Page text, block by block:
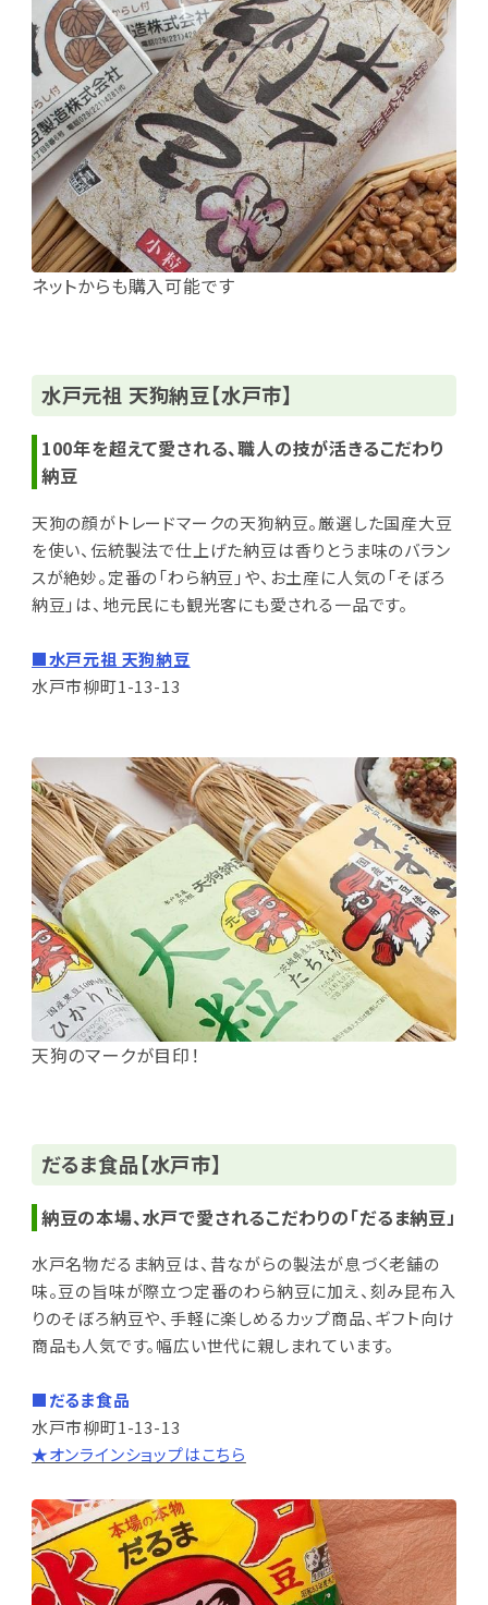
ネットからも購入可能です
水戸元祖 天狗納豆【水戸市】
100年を超えて愛される、職人の技が活きるこだわり
納豆
天狗の顔がトレードマークの天狗納豆。厳選した国産大豆
を使い、伝統製法で仕上げた納豆は香りとうま味のバラン
スが絶妙。定番の「わら納豆」や、お土産に人気の「そぼろ
納豆」は、地元民にも観光客にも愛される一品です。
■水戸元祖 天狗納豆
水戸市柳町1-13-13
天狗のマークが目印！
だるま食品【水戸市】
納豆の本場、水戸で愛されるこだわりの「だるま納豆」
水戸名物だるま納豆は、昔ながらの製法が息づく老舗の
味。豆の旨味が際立つ定番のわら納豆に加え、刻み昆布入
りのそぼろ納豆や、手軽に楽しめるカップ商品、ギフト向け
商品も人気です。幅広い世代に親しまれています。
■だるま食品
水戸市柳町1-13-13
★オンラインショップはこちら